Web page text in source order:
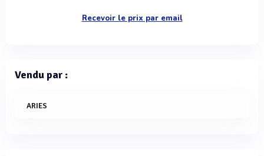
Recevoir le prix par email
Vendu par :
ARIES